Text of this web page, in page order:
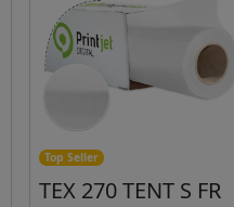
Top Seller
TEX 270 TENT S FR